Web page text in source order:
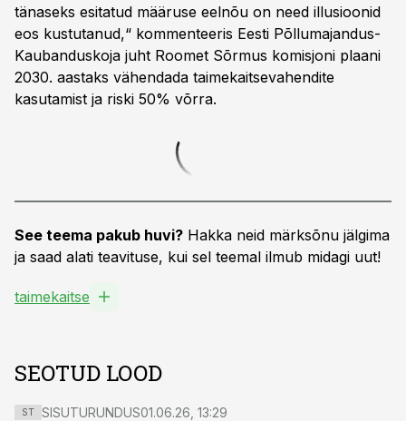
tänaseks esitatud määruse eelnõu on need illusioonid
eos kustutanud,“ kommenteeris Eesti Põllumajandus-
Kaubanduskoja juht Roomet Sõrmus komisjoni plaani
2030. aastaks vähendada taimekaitsevahendite
kasutamist ja riski 50% võrra.
See teema pakub huvi? Hakka neid märksõnu jälgima
ja saad alati teavituse, kui sel teemal ilmub midagi uut!
taimekaitse
SEOTUD LOOD
ST SISUTURUNDUS01.06.26, 13:29